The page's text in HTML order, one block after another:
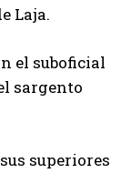
Laja.
el suboficial
sargento
superiores